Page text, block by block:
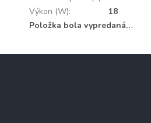
Výkon (W):
18
Položka bola vypredaná…